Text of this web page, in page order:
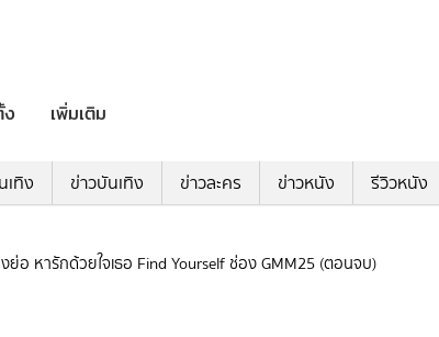
เพิ่มเติม
เทิง ข่าวบันเทิง ข่าวละคร ข่าวหนัง รีวิวหนัง
งย่อ หารักด้วยใจเธอ Find Yourself ช่อง GMM25 (ตอนจบ)